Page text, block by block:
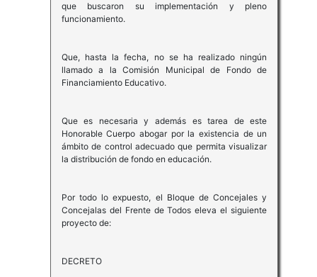
que buscaron su implementación y pleno
funcionamiento.
Que, hasta la fecha, no se ha realizado ningún
llamado a la Comisión Municipal de Fondo de
Financiamiento Educativo.
Que es necesaria y además es tarea de este
Honorable Cuerpo abogar por la existencia de un
ámbito de control adecuado que permita visualizar
la distribución de fondo en educación.
Por todo lo expuesto, el Bloque de Concejales y
Concejalas del Frente de Todos eleva el siguiente
proyecto de:
DECRETO